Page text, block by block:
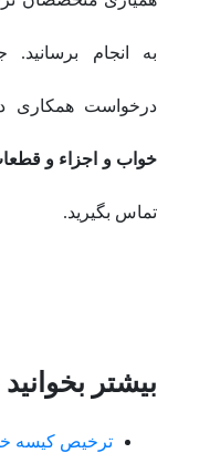
به انجام
درخواست همکاری
خواب و اجزاء و
تماس بگیرید.
بیشتر بخوانید
ترخیص کیسه